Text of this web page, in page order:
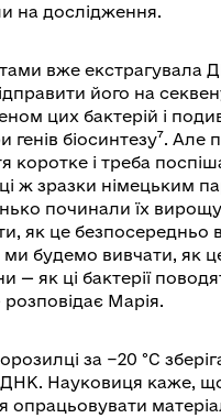
на дослідження.
вже екстрагувала
його на
цих бактерій і
генів біосинтезу⁷. Але
коротке і треба
ж зразки німецьким
починали їх
як це безпосередньо
ми будемо вивчати, як
— як ці бактерії
розповідає Марія.
за −20 °C
ДНК. Науковиця каже,
опрацьовувати